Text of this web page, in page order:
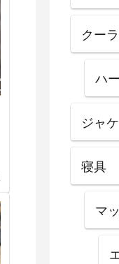
クー
ハ
ジャ
寝具
マ